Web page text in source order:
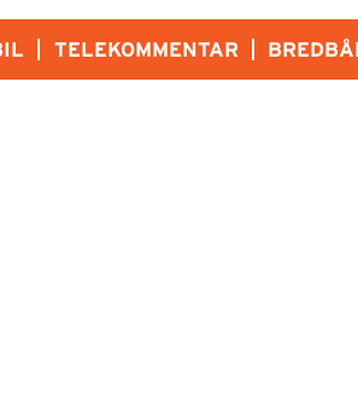
TELEKOMMENTAR